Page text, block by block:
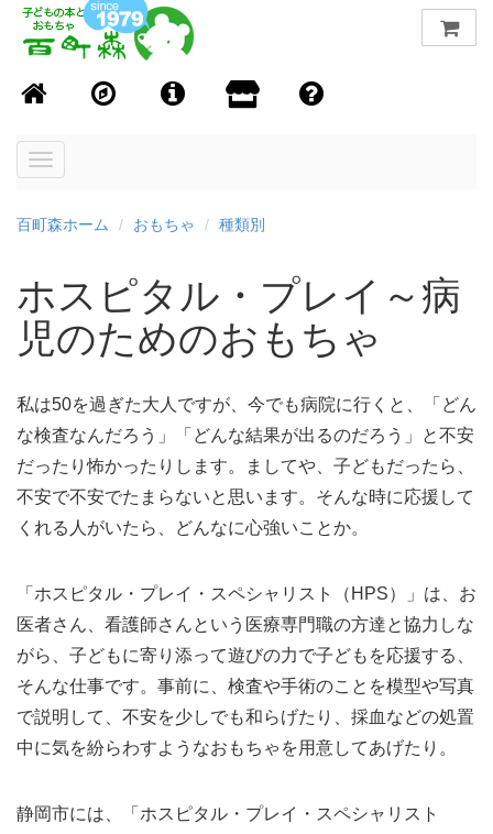
Toggle
百町森ホーム おもちゃ 種類別
ホスピタル・プレイ～病
児のためのおもちゃ
私は50を過ぎた大人ですが、今でも病院に行くと、「どん
な検査なんだろう」「どんな結果が出るのだろう」と不安
だったり怖かったりします。ましてや、子どもだったら、
不安で不安でたまらないと思います。そんな時に応援して
くれる人がいたら、どんなに心強いことか。
「ホスピタル・プレイ・スペシャリスト（HPS）」は、お
医者さん、看護師さんという医療専門職の方達と協力しな
がら、子どもに寄り添って遊びの力で子どもを応援する、
そんな仕事です。事前に、検査や手術のことを模型や写真
で説明して、不安を少しでも和らげたり、採血などの処置
中に気を紛らわすようなおもちゃを用意してあげたり。
静岡市には、「ホスピタル・プレイ・スペシャリスト